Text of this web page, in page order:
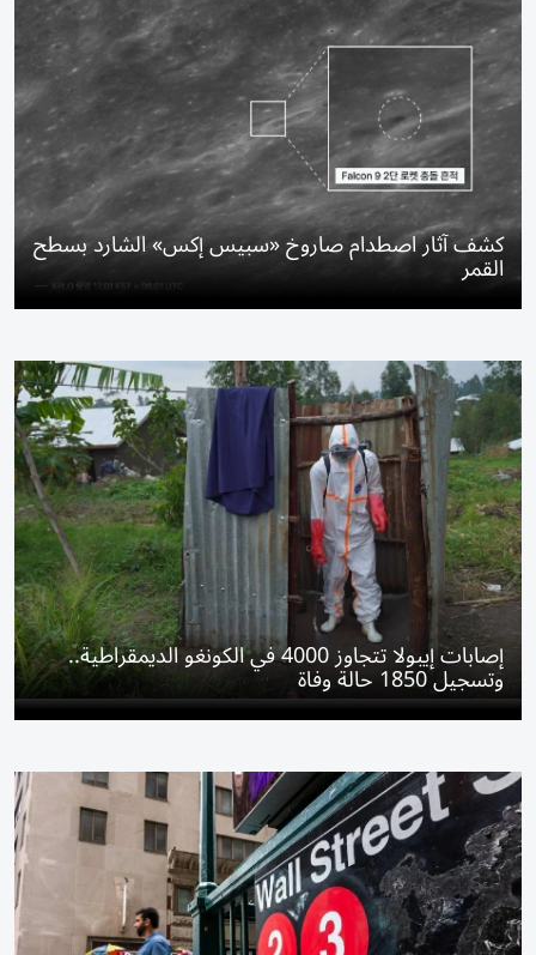
كشف آثار اصطدام صاروخ «سبيس إكس» الشارد بسطح
القمر
إصابات إيبولا تتجاوز 4000 في الكونغو الديمقراطية..
وتسجيل 1850 حالة وفاة